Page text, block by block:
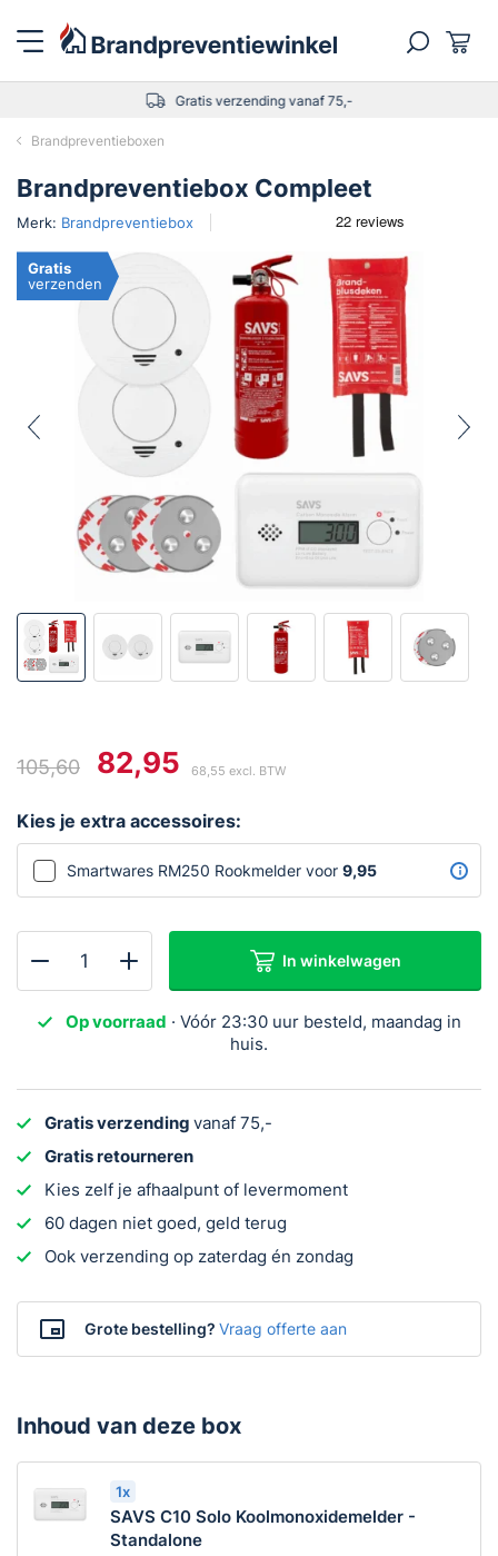
Gratis verzending vanaf 75,-
Brandpreventieboxen
Brandpreventiebox Compleet
Merk: Brandpreventiebox
Gratis
verzenden
105,60
Oorspronkelijke
prijs
was:
€105,60.
82,95
prijs
is:
€82,95.
68,55 excl. BTW
Kies je extra accessoires:
Smartwares RM250 Rookmelder voor 9,95
Brandpreventiebox
aantal
In winkelwagen
Op voorraad · Vóór 23:30 uur besteld, maandag in
huis.
Gratis verzending vanaf 75,-
Gratis retourneren
Kies zelf je afhaalpunt of levermoment
60 dagen niet goed, geld terug
Ook verzending op zaterdag én zondag
Grote bestelling? Vraag offerte aan
Inhoud van deze box
1x
SAVS C10 Solo Koolmonoxidemelder -
Standalone